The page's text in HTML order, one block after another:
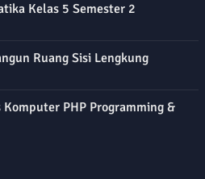
Kelas 5 Semester 2
Ruang Sisi Lengkung
PHP Programming &